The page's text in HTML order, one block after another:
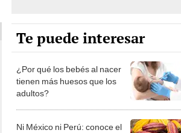
Te puede interesar
¿Por qué los bebés al nacer
tienen más huesos que los
adultos?
Ni México ni Perú: conoce el